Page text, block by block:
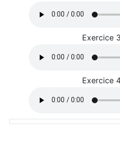
Exercice 3
Exercice